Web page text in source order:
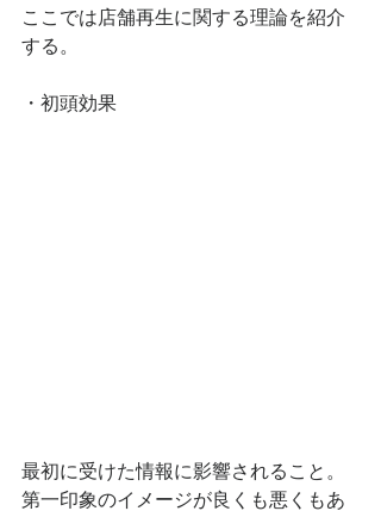
ここでは店舗再生に関する理論を紹介
する。
・初頭効果
最初に受けた情報に影響されること。
第一印象のイメージが良くも悪くもあ